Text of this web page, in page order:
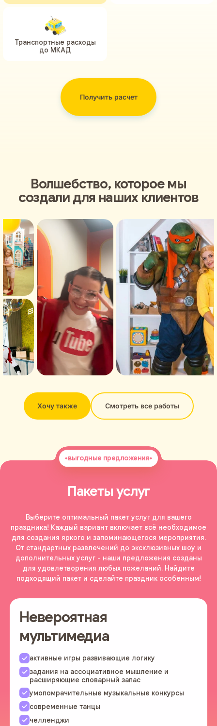
Транспортные расходы
до МКАД
Получить расчет
Волшебство, которое мы
создали для наших клиентов
Хочу также Смотреть все работы
выгодные предложения
Пакеты услуг
Выберите оптимальный пакет услуг для вашего
праздника! Каждый вариант включает всё необходимое
для создания яркого и запоминающегося мероприятия.
От стандартных развлечений до эксклюзивных шоу и
дополнительных услуг - наши предложения созданы
для удовлетворения любых пожеланий. Найдите
подходящий пакет и сделайте праздник особенным!
Невероятная
мультимедиа
активные игры развивающие логику
задания на ассоциативное мышление и
расширяющие словарный запас
умопомрачительные музыкальные конкурсы
современные танцы
челленджи